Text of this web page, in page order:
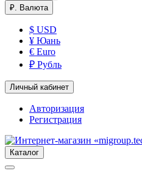
₽. Валюта
$ USD
¥ Юань
€ Euro
₽ Рубль
Личный кабинет
Авторизация
Регистрация
Каталог